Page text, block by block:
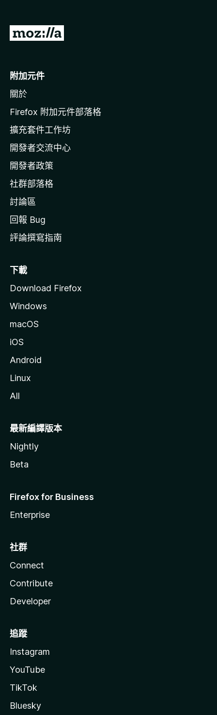
前
o
i
l
a
官
網
附加元件
關於
Firefox 附加元件部落格
擴充套件工作坊
開發者交流中心
開發者政策
社群部落格
討論區
回報 Bug
評論撰寫指南
下載
Download Firefox
Windows
macOS
iOS
Android
Linux
All
最新編譯版本
Nightly
Beta
Firefox for Business
Enterprise
社群
Connect
Contribute
Developer
追蹤
Instagram
YouTube
TikTok
Bluesky